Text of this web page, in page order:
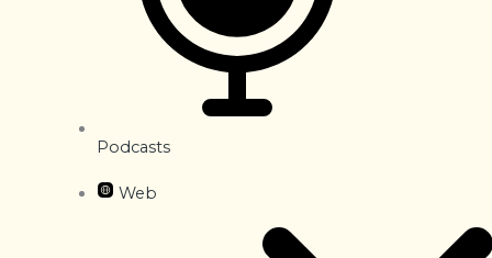
Podcasts
Web